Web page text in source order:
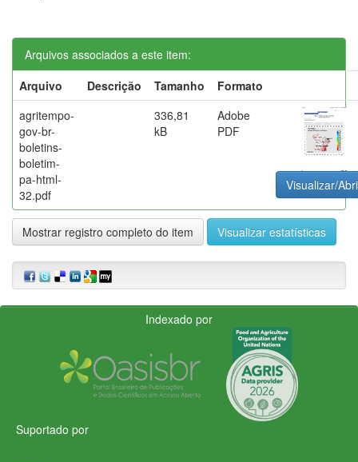
Arquivos associados a este item:
Arquivo
Descrição Tamanho
Formato
agritempo-
gov-br-
boletins-
boletim-
pa-html-
32.pdf
336,81
kB
Adobe
PDF
Visualizar/
Mostrar registro completo do item Visualizar estatísticas
Indexado por
Suportado por